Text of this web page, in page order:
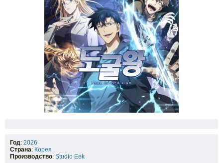
Год: 2026
Страна: Корея
Производство: Studio Eek